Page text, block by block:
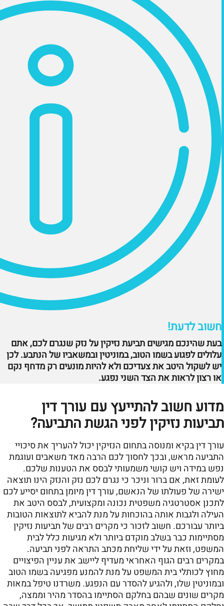
חשוב לדעת!
בעת שהינכם מגישים תביעת נזיקין על נזק שנגרם לכם, אתם
עלולים לפגוע בשמו הטוב, במוניטין ובמשאביו של הנתבע. לכן
יש לשקול היטב את צעדיכם ולא להיות מונעים רק מדחף נקם
או רצון לראות את הצד השני נפגע.
מדוע חשוב להתייעץ עם עורך דין
תביעות נזיקין לפני הגשת התביעה?
עורך דין בקיא ומנוסה בתחום הנזיקין יכול להעריך את סיכויי
התביעה מראש, ובכך לחסוך לכם הרבה מאד משאבים ועוגמת
נפש במידה ויש קושי משמעותי לבסס את הטענות שלכם.
לעומת זאת, אם ברור וניכר כי נגרם לכם נזק והנזק הינו תוצאה
ישירה של פעולתו של הנאשם, עורך דין מיומן בתחום יסייע לכם
לתכנן אסטרטגיה משפטית נכונה ומקצועית, לבסס היטב את
העילה ולגבות אותה בהוכחות על מנת להביא לתוצאות הטובות
ביותר עבורכם. חשוב לזכור כי מקרים רבים של תביעות נזיקין
מסתיימות כבר בשלב מוקדם ביותר ולא מגיעות כלל לבית
המשפט, וזאת על ידי שליחת מכתב התראה לפני תביעה.
במקרים רבים הגוף האחראי מעדיף ליישב את עניין הפיצויים
מחוץ לכותלי בית המשפט על מנת להמנע מפגיעה בשמו הטוב
ובמוניטין שלו, ולהגיע להסדר עם הנפגע. משרדנו טיפל במאות
מקרים שונים שבהם בחלקם הסתיימו בהסדר מהיר וממצה,